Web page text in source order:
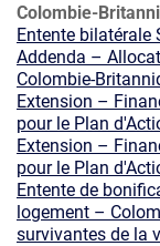
Colombie-
Entente bilatérale
Addenda –
Colombie-
Extension –
pour le Plan
Extension –
pour le Plan
Entente de
logement –
survivantes de la